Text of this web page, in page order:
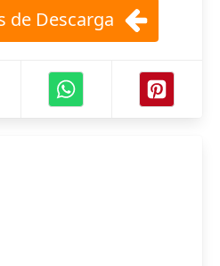
de Descarga